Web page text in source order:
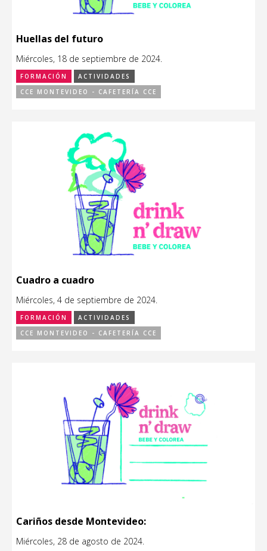
Huellas del futuro
Miércoles, 18 de septiembre de 2024.
FORMACIÓN
ACTIVIDADES
CCE MONTEVIDEO - CAFETERÍA CCE
Cuadro a cuadro
Miércoles, 4 de septiembre de 2024.
FORMACIÓN
ACTIVIDADES
CCE MONTEVIDEO - CAFETERÍA CCE
Cariños desde Montevideo:
Miércoles, 28 de agosto de 2024.